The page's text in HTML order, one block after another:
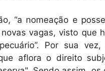
“a nomeação e
vagas, visto que
Por sua
aflora o direito